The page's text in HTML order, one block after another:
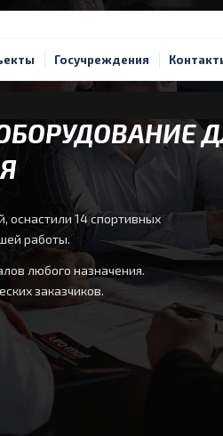
Госучреждения
оснастили 14 спортивных
работы.
любого назначения.
заказчиков.